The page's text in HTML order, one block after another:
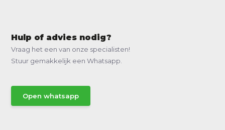
Hulp of advies nodig?
Vraag het een van onze specialisten!
Stuur gemakkelijk een Whatsapp.
Open whatsapp